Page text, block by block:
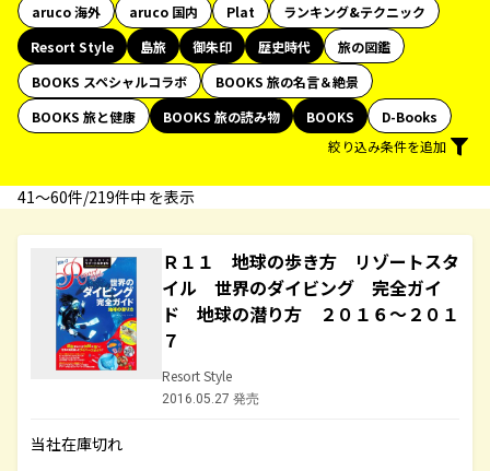
aruco 海外
aruco 国内 Plat
ランキング&テクニック
Resort Style
島旅 御朱印 歴史時代
旅の図鑑
BOOKS スペシャルコラボ
BOOKS 旅の名言＆絶景
BOOKS 旅と健康
BOOKS 旅の読み物 BOOKS
D-Books
絞り込み条件を追加
41〜60件/219件中 を表示
Ｒ１１ 地球の歩き方 リゾートスタ
イル 世界のダイビング 完全ガイ
ド 地球の潜り方 ２０１６～２０１
７
Resort Style
2016.05.27 発売
当社在庫切れ